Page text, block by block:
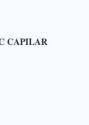
CAPILAR